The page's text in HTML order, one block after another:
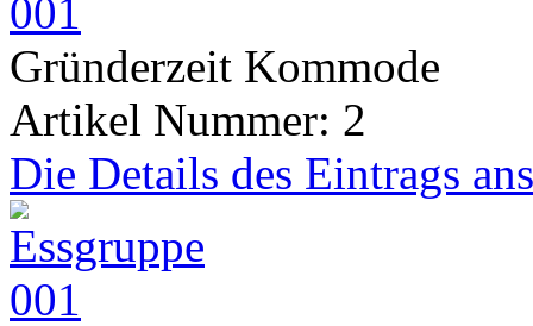
Gründerzeit Kommode
Artikel Nummer: 2
Die Details des Eintrags